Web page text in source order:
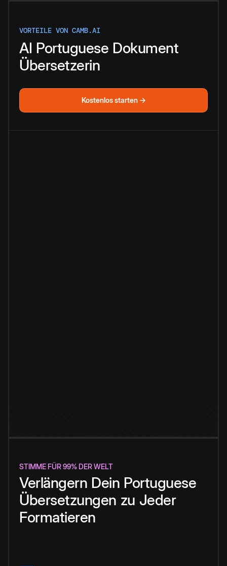
VORTEILE VON CAMB.AI
AI Portuguese Dokument
Übersetzerin
Kostenlos starten →
STIMME FÜR 99% DER WELT
Verlängern Dein Portuguese
Übersetzungen zu Jeder
Formatieren